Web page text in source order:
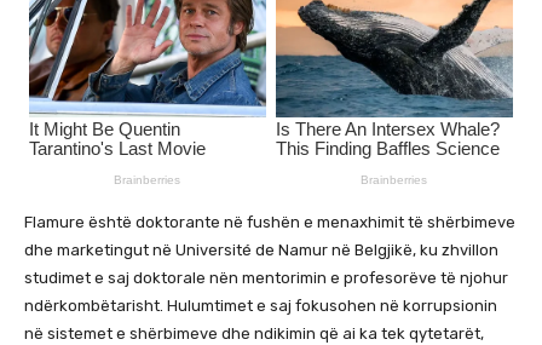
Flamure është doktorante në fushën e menaxhimit të shërbimeve
dhe marketingut në Université de Namur në Belgjikë, ku zhvillon
studimet e saj doktorale nën mentorimin e profesorëve të njohur
ndërkombëtarisht. Hulumtimet e saj fokusohen në korrupsionin
në sistemet e shërbimeve dhe ndikimin që ai ka tek qytetarët,